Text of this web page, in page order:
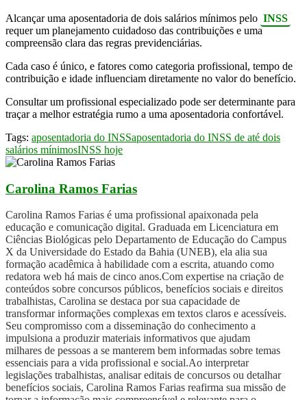
Alcançar uma aposentadoria de dois salários mínimos pelo INSS
requer um planejamento cuidadoso das contribuições e uma
compreensão clara das regras previdenciárias.
Cada caso é único, e fatores como categoria profissional, tempo de
contribuição e idade influenciam diretamente no valor do benefício.
Consultar um profissional especializado pode ser determinante para
traçar a melhor estratégia rumo a uma aposentadoria confortável.
Tags: aposentadoria do INSSaposentadoria do INSS de até dois
salários mínimosINSS hoje
Carolina Ramos Farias
Carolina Ramos Farias é uma profissional apaixonada pela
educação e comunicação digital. Graduada em Licenciatura em
Ciências Biológicas pelo Departamento de Educação do Campus
X da Universidade do Estado da Bahia (UNEB), ela alia sua
formação acadêmica à habilidade com a escrita, atuando como
redatora web há mais de cinco anos.Com expertise na criação de
conteúdos sobre concursos públicos, benefícios sociais e direitos
trabalhistas, Carolina se destaca por sua capacidade de
transformar informações complexas em textos claros e acessíveis.
Seu compromisso com a disseminação do conhecimento a
impulsiona a produzir materiais informativos que ajudam
milhares de pessoas a se manterem bem informadas sobre temas
essenciais para a vida profissional e social.Ao interpretar
legislações trabalhistas, analisar editais de concursos ou detalhar
benefícios sociais, Carolina Ramos Farias reafirma sua missão de